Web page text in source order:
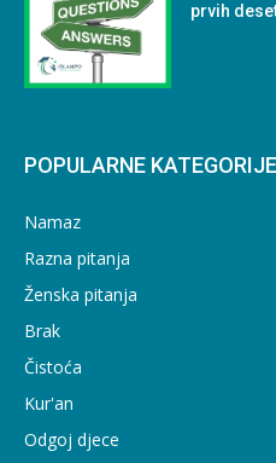
prvih
POPULARNE KATEGORIJE
Namaz
Razna pitanja
Ženska pitanja
Brak
Čistoća
Kur'an
Odgoj djece